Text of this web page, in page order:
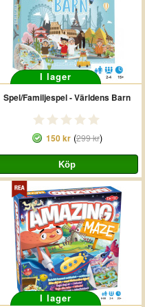
I lager
Spel/Familjespel - Världens Barn
150 kr(299 kr)
I lager